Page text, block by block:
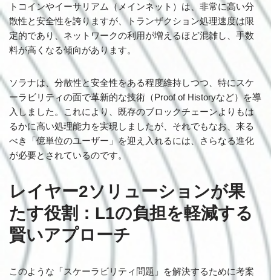
トコインやイーサリアム（メインネット）は、非常に高い分
散性と安全性を誇りますが、トランザクション処理速度は限
定的であり、ネットワークの利用が増えるほど混雑し、手数
料が高くなる傾向があります。
ソラナは、分散性と安全性をある程度維持しつつ、特にスケ
ーラビリティの面で革新的な技術（Proof of Historyなど）を導
入しました。これにより、既存のブロックチェーンよりもは
るかに高い処理能力を実現しましたが、それでもなお、来る
べき「億単位のユーザー」を迎え入れるには、さらなる進化
が必要とされているのです。
レイヤー2ソリューションが果
たす役割：L1の負担を軽減する
賢いアプローチ
このような「スケーラビリティ問題」を解決するために考案